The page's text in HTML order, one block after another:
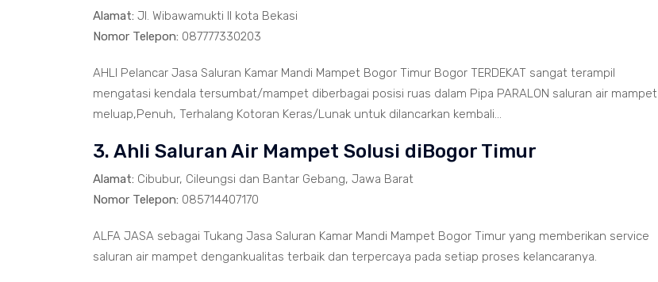
Alamat: Jl. Wibawamukti II kota Bekasi
Nomor Telepon: 087777330203
AHLI Pelancar Jasa Saluran Kamar Mandi Mampet Bogor Timur Bogor TERDEKAT sangat terampil
mengatasi kendala tersumbat/mampet diberbagai posisi ruas dalam Pipa PARALON saluran air mampet
meluap,Penuh, Terhalang Kotoran Keras/Lunak untuk dilancarkan kembali...
3. Ahli Saluran Air Mampet Solusi diBogor Timur
Alamat: Cibubur, Cileungsi dan Bantar Gebang, Jawa Barat
Nomor Telepon: 085714407170
ALFA JASA sebagai Tukang Jasa Saluran Kamar Mandi Mampet Bogor Timur yang memberikan service
saluran air mampet dengankualitas terbaik dan terpercaya pada setiap proses kelancaranya.